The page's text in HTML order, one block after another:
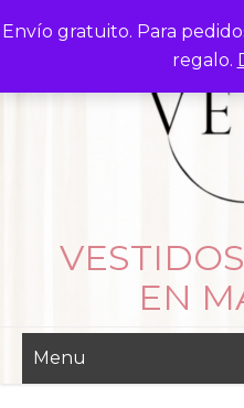
Envío gratuito. Para
regalo.
to
EN
Menu